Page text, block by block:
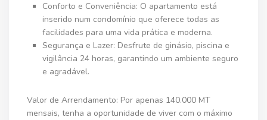
Conforto e Conveniência: O apartamento está
inserido num condomínio que oferece todas as
facilidades para uma vida prática e moderna.
Segurança e Lazer: Desfrute de ginásio, piscina e
vigilância 24 horas, garantindo um ambiente seguro
e agradável.
Valor de Arrendamento: Por apenas 140.000 MT
mensais, tenha a oportunidade de viver com o máximo